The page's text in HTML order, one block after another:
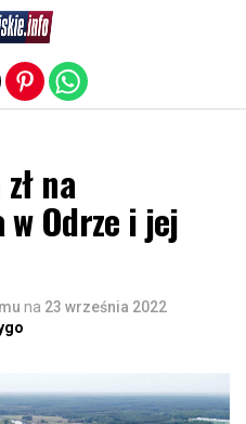
na
w Odrze i jej
na 23 września 2022
version